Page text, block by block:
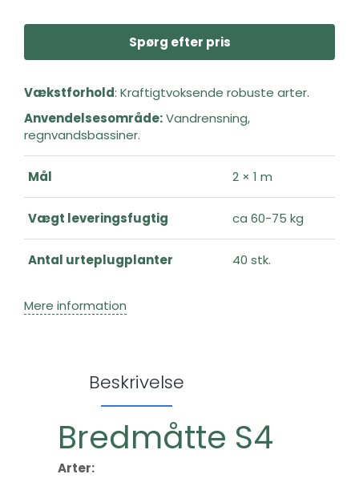
Spørg efter pris
Vækstforhold: Kraftigtvoksende robuste arter.
Anvendelsesområde:Vandrensning,
regnvandsbassiner.
Mål 2 × 1 m
Vægt leveringsfugtig ca 60-75 kg
Antal urteplugplanter 40 stk.
Mere information
Beskrivelse
Bredmåtte S4
Arter: